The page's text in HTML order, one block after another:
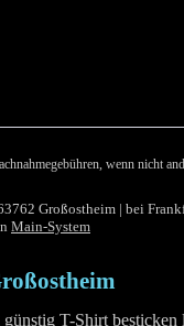
wenn nicht
Großostheim | bei
Main-System
T-Shirt besticken